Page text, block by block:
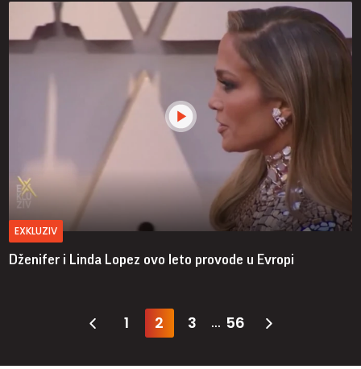
EXKLUZIV
Dženifer i Linda Lopez ovo leto provode u Evropi
1 2 3 ... 56